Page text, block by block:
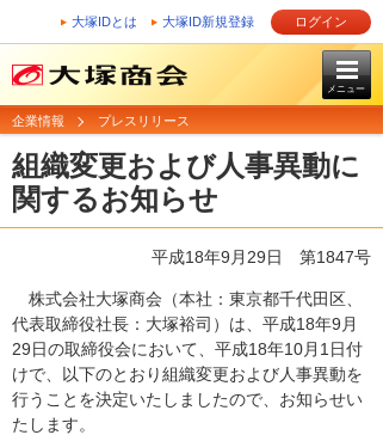
大塚IDとは 大塚ID新規登録 ログイン
メニュー
企業情報 プレスリリース
組織変更および人事異動に
関するお知らせ
平成18年9月29日 第1847号
株式会社大塚商会（本社：東京都千代田区、
代表取締役社長：大塚裕司）は、平成18年9月
29日の取締役会において、平成18年10月1日付
けで、以下のとおり組織変更および人事異動を
行うことを決定いたしましたので、お知らせい
たします。